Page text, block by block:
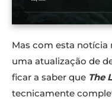
Mas com esta notícia
uma atualização de
ficar a saber que The
tecnicamente